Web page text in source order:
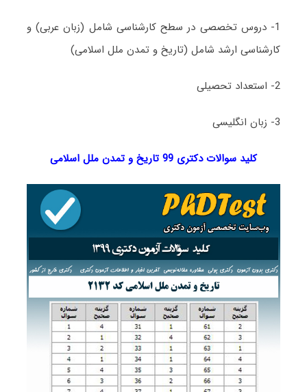
1- دروس تخصصی در سطح کارشناسی شامل (زبان عربی) و
کارشناسی ارشد شامل (تاریخ و تمدن ملل اسلامی)
2- استعداد تحصیلی
3- زبان انگلیسی
کلید سوالات دکتری 99 تاریخ و تمدن ملل اسلامی